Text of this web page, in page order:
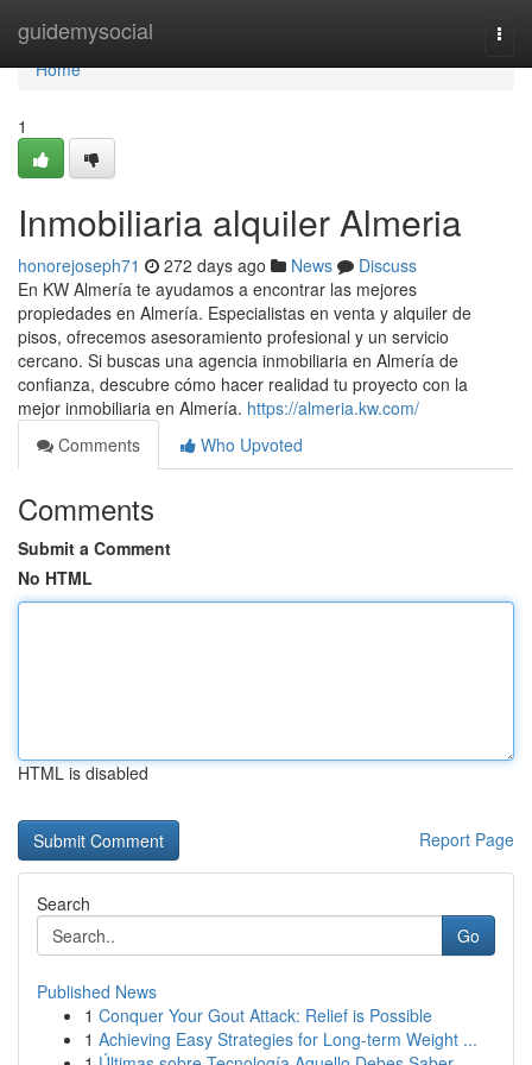
guidemysocial
Home
Home
1
Inmobiliaria alquiler Almeria
honorejoseph71 272 days ago News
Discuss
En KW Almería te ayudamos a encontrar las mejores
propiedades en Almería. Especialistas en venta y alquiler de
pisos, ofrecemos asesoramiento profesional y un servicio
cercano. Si buscas una agencia inmobiliaria en Almería de
confianza, descubre cómo hacer realidad tu proyecto con la
mejor inmobiliaria en Almería. https://almeria.kw.com/
Comments
Who Upvoted
Comments
Submit a Comment
No HTML
HTML is disabled
Report Page
Search
Go
Published News
1 Conquer Your Gout Attack: Relief is Possible
1 Achieving Easy Strategies for Long-term Weight ...